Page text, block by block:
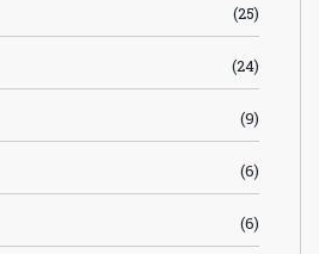
(25)
(24)
(9)
(6)
(6)